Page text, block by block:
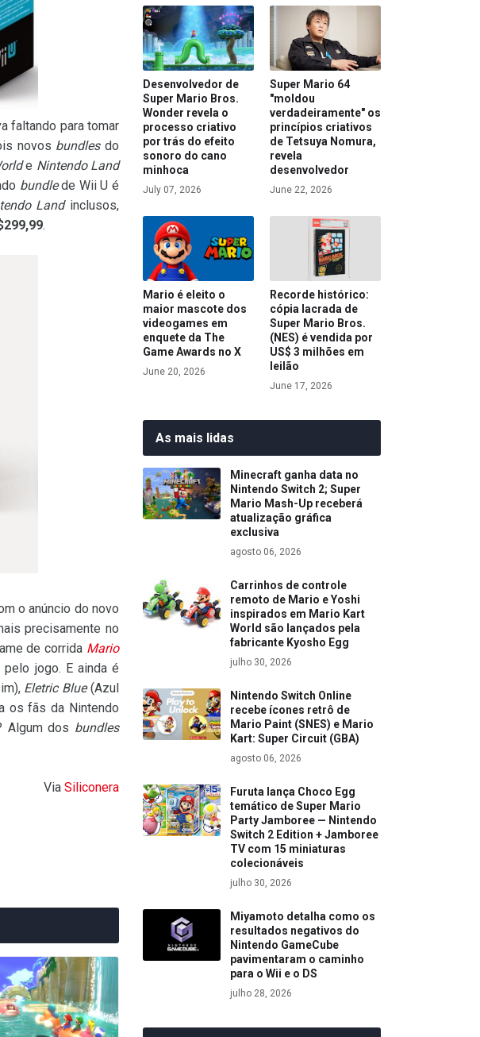
faltando para tomar
novos bundlesdo
e Nintendo Land
bundlede Wii U é
Landinclusos,
.
o anúncio do novo
precisamente no
de corrida Mario
jogo. E ainda é
Eletric Blue(Azul
os fãs da Nintendo
Algum dos bundles
Via Siliconera
Desenvolvedor de
Super Mario Bros.
Wonder revela o
processo criativo
por trás do efeito
sonoro do cano
minhoca
July 07, 2026
Super Mario 64
"moldou
verdadeiramente" os
princípios criativos
de Tetsuya Nomura,
revela
desenvolvedor
June 22, 2026
Mario é eleito o
maior mascote dos
videogames em
enquete da The
Game Awards no X
June 20, 2026
Recorde histórico:
cópia lacrada de
Super Mario Bros.
(NES) é vendida por
US$ 3 milhões em
leilão
June 17, 2026
As mais lidas
Minecraft ganha data no
Nintendo Switch 2; Super
Mario Mash-Up receberá
atualização gráfica
exclusiva
agosto 06, 2026
Carrinhos de controle
remoto de Mario e Yoshi
inspirados em Mario Kart
World são lançados pela
fabricante Kyosho Egg
julho 30, 2026
Nintendo Switch Online
recebe ícones retrô de
Mario Paint (SNES) e Mario
Kart: Super Circuit (GBA)
agosto 06, 2026
Furuta lança Choco Egg
temático de Super Mario
Party Jamboree — Nintendo
Switch 2 Edition + Jamboree
TV com 15 miniaturas
colecionáveis
julho 30, 2026
Miyamoto detalha como os
resultados negativos do
Nintendo GameCube
pavimentaram o caminho
para o Wii e o DS
julho 28, 2026